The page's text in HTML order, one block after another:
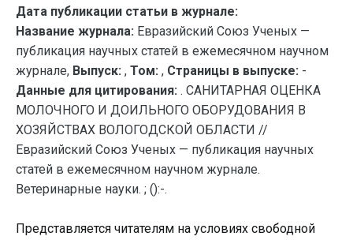
Дата публикации статьи в журнале:
Название журнала: Евразийский Союз Ученых —
публикация научных статей в ежемесячном научном
журнале, Выпуск: , Том: , Страницы в выпуске: -
Данные для цитирования: . САНИТАРНАЯ ОЦЕНКА
МОЛОЧНОГО И ДОИЛЬНОГО ОБОРУДОВАНИЯ В
ХОЗЯЙСТВАХ ВОЛОГОДСКОЙ ОБЛАСТИ //
Евразийский Союз Ученых — публикация научных
статей в ежемесячном научном журнале.
Ветеринарные науки. ; ():-.
Представляется читателям на условиях свободной